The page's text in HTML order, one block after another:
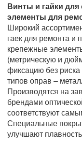
Винты и гайки
элементы для
Широкий
гаек для ремонта и
крепежные
(метрическую и
фиксацию без
типов оправ –
Производятся на
брендами
соответствуют
Специальные
улучшают